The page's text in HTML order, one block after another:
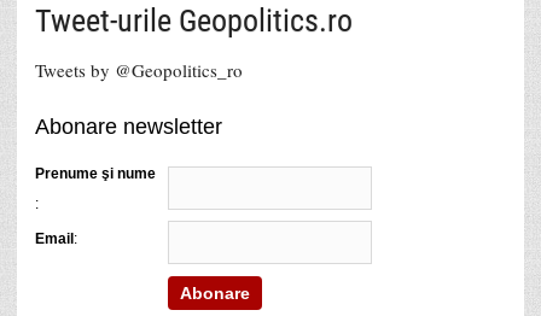
Tweet-urile Geopolitics.ro
Tweets by @Geopolitics_ro
Abonare newsletter
Prenume şi nume
:
Email: